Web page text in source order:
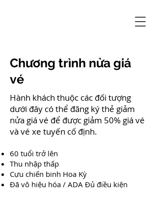
Chương trình nửa giá
vé
Hành khách thuộc các đối tượng
dưới đây có thể đăng ký thẻ giảm
nửa giá vé để được giảm 50% giá vé
và vé xe tuyến cố định.
60 tuổi trở lên
Thu nhập thấp
Cựu chiến binh Hoa Kỳ
Đã vô hiệu hóa / ADA Đủ điều kiện